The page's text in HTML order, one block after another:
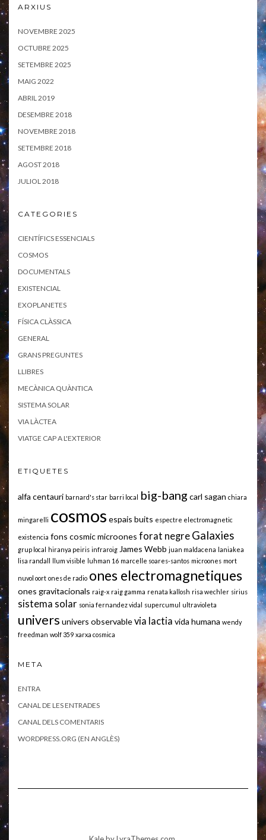
ARXIUS
NOVEMBRE 2025
OCTUBRE 2025
SETEMBRE 2025
MAIG 2022
ABRIL 2019
DESEMBRE 2018
NOVEMBRE 2018
SETEMBRE 2018
AGOST 2018
JULIOL 2018
CATEGORIES
CIENTÍFICS ESSENCIALS
COSMOS
DOCUMENTALS
EXISTENCIAL
EXOPLANETES
FÍSICA CLÀSSICA
GENERAL
GRANS PREGUNTES
LLIBRES
MECÀNICA QUÀNTICA
SISTEMA SOLAR
VIA LÀCTEA
VIATGE CAP A L'EXTERIOR
ETIQUETES
alfa centauri barnard's star barri local big-bang carl sagan chiara
mingarelli cosmos espais buits espectre electromagnetic
existencia fons cosmic microones forat negre Galaxies
grup local hiranya peiris infraroig James Webb juan maldacena laniakea
lisa randall llum visible luhman 16 marcelle soares-santos microones mort
nuvol oort ones de radio ones electromagnetiques
ones gravitacionals raig-x raig gamma renata kallosh risa wechler sirius
sistema solar sonia fernandez vidal supercumul ultravioleta
univers univers observablevia lactia vida humana wendy
freedman wolf 359 xarxa cosmica
META
ENTRA
CANAL DE LES ENTRADES
CANAL DELS COMENTARIS
WORDPRESS.ORG (EN ANGLÈS)